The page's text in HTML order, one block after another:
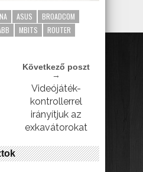
ASUS
BROADCOM
MBITS
ROUTER
Következő poszt
→
Videójáték-
kontrollerrel
irányítjuk az
exkavátorokat